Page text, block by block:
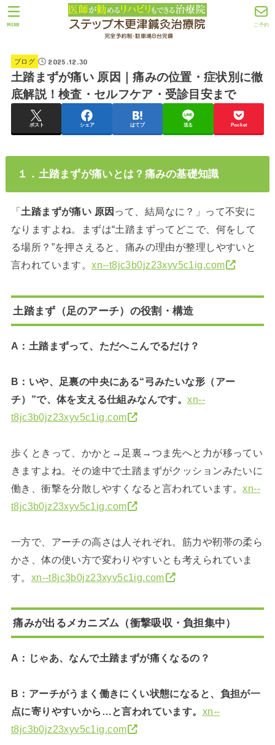
ご予約
MENU
ブログ 2025.12.30
土踏まずが痛い 原因｜痛みの位置・症状別に徹
底解説！検査・セルフケア・受診目安まで
ポスト シェア はてブ 送る Pocket
１．土踏まずが痛いとは？痛みの基礎知識
「 土踏まずが痛い 原因 って、結局なに？」って不安に
なりますよね。まずは“土踏まずってどこで、何をして
る場所？”を押さえると、痛みの理由が整理しやすいと
言われています。xn--t8jc3b0jz23xyv5c1ig.com
土踏まず（足のアーチ）の役割・構造
A：土踏まずって、ただへこんでるだけ？
B：いや、足裏の中央にある“弓みたいな形（アー
チ）”で、体を支える仕組みなんです。xn--
t8jc3b0jz23xyv5c1ig.com
歩くときって、かかと→足裏→つま先へと力が移ってい
きますよね。その途中で土踏まずがクッションみたいに
働き、衝撃を分散しやすくなると言われています。xn--
t8jc3b0jz23xyv5c1ig.com
一方で、アーチの高さは人それぞれ。筋力や靭帯の柔ら
かさ、体の使い方で変わりやすいとも考えられていま
す。 xn--t8jc3b0jz23xyv5c1ig.com
痛みが出るメカニズム（衝撃吸収・負担集中）
A：じゃあ、なんで土踏まずが痛くなるの？
B：アーチがうまく働きにくい状態になると、負担が一
点に寄りやすいから…と言われています。 xn--
t8jc3b0jz23xyv5c1ig.com